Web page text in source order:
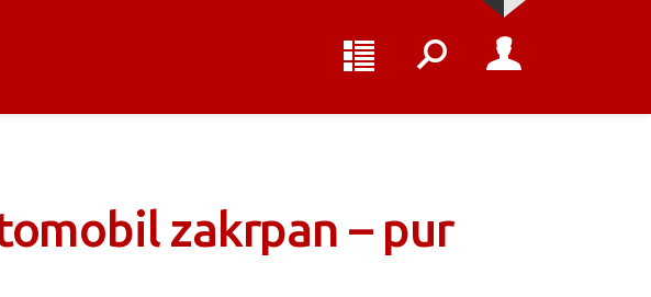
zakrpan – pur